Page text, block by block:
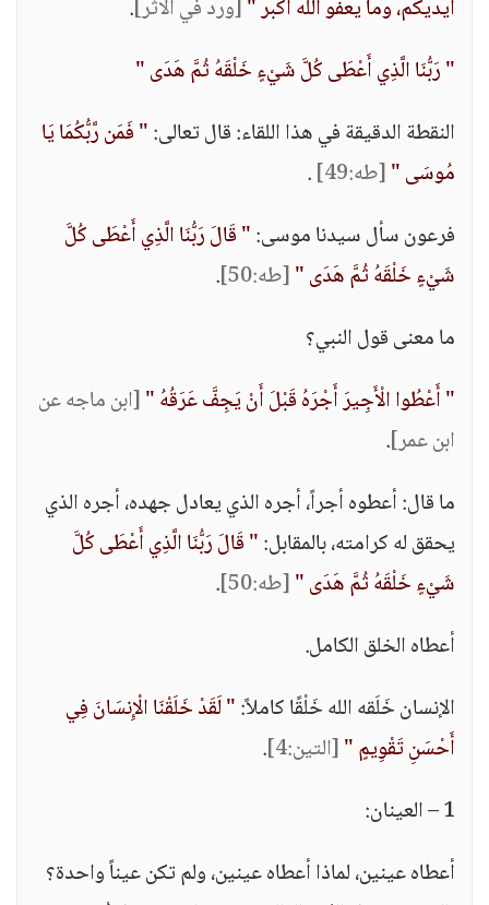
أيديكم، وما يعفو الله أكبر "[ورد في الأثر].
" رَبُّنَا الَّذِي أَعْطَى كُلَّ شَيْءٍ خَلْقَهُ ثُمَّ هَدَى "
النقطة الدقيقة في هذا اللقاء: قال تعالى:" فَمَن رَّبُّكُمَا يَا
مُوسَى "[طه:49]
.
فرعون سأل سيدنا موسى:" قَالَ رَبُّنَا الَّذِي أَعْطَى كُلَّ
شَيْءٍ خَلْقَهُ ثُمَّ هَدَى "[طه:50]
.
ما معنى قول النبي؟
" أَعْطُوا الْأَجِيرَ أَجْرَهُ قَبْلَ أَنْ يَجِفَّ عَرَقُهُ "[ابن ماجه عن
ابن عمر].
ما قال: أعطوه أجراً، أجره الذي يعادل جهده، أجره الذي
يحقق له كرامته، بالمقابل:" قَالَ رَبُّنَا الَّذِي أَعْطَى كُلَّ
شَيْءٍ خَلْقَهُ ثُمَّ هَدَى "[طه:50]
.
أعطاه الخلق الكامل.
الإنسان خَلَقه الله خَلْقًا كاملاً:" لَقَدْ خَلَقْنَا الْإِنسَانَ فِي
أَحْسَنِ تَقْوِيمٍ "[التين:4] .
1 – العينان:
أعطاه عينين، لماذا أعطاه عينين، ولم تكن عيناً واحدة؟